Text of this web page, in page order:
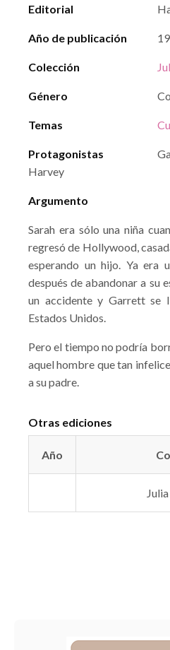
Editorial
Año de publicación
Colección
Género
Temas
Protagonistas
Harvey
Argumento
Sarah era sólo una niña
regresó de Hollywood,
esperando un hijo. Ya era
después de abandonar a su
un accidente y Garrett se
Estados Unidos.
Pero el tiempo no podría
aquel hombre que tan
a su padre.
Otras ediciones
Año